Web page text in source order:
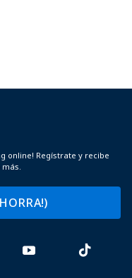
online! Regístrate y recibe